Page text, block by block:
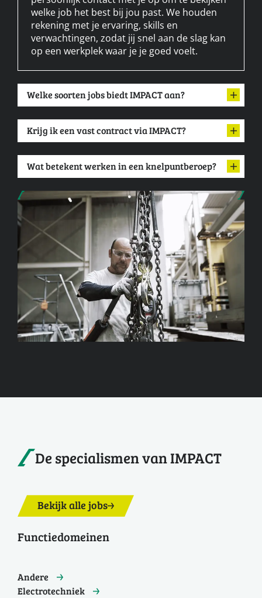
welke job het best bij jou past. We houden
rekening met je ervaring, skills en
verwachtingen, zodat jij snel aan de slag kan
op een werkplek waar je je goed voelt.
Welke soorten jobs biedt IMPACT aan?
Krijg ik een vast contract via IMPACT?
Wat betekent werken in een knelpuntberoep?
De specialismen van IMPACT
Bekijk alle jobs
Functiedomeinen
Andere
Electrotechniek